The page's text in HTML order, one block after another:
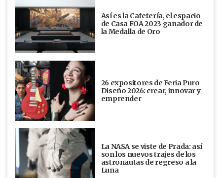
Así es la Cafetería, el espacio
de Casa FOA 2023 ganador de
la Medalla de Oro
26 expositores de Feria Puro
Diseño 2026: crear, innovar y
emprender
La NASA se viste de Prada: así
son los nuevos trajes de los
astronautas de regreso a la
Luna